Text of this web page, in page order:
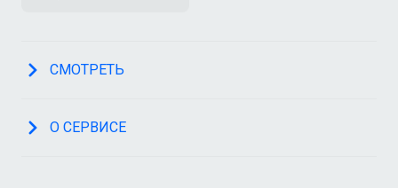
СМОТРЕТЬ
О СЕРВИСЕ